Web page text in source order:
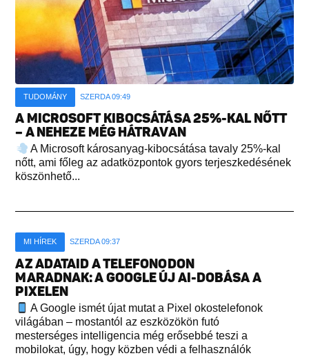
TUDOMÁNY SZERDA 09:49
A MICROSOFT KIBOCSÁTÁSA 25%-KAL NŐTT
– A NEHEZE MÉG HÁTRAVAN
A Microsoft károsanyag-kibocsátása tavaly 25%-kal
nőtt, ami főleg az adatközpontok gyors terjeszkedésének
köszönhető...
MI HÍREK SZERDA 09:37
AZ ADATAID A TELEFONODON
MARADNAK: A GOOGLE ÚJ AI-DOBÁSA A
PIXELEN
A Google ismét újat mutat a Pixel okostelefonok
világában – mostantól az eszközökön futó
mesterséges intelligencia még erősebbé teszi a
mobilokat, úgy, hogy közben védi a felhasználók